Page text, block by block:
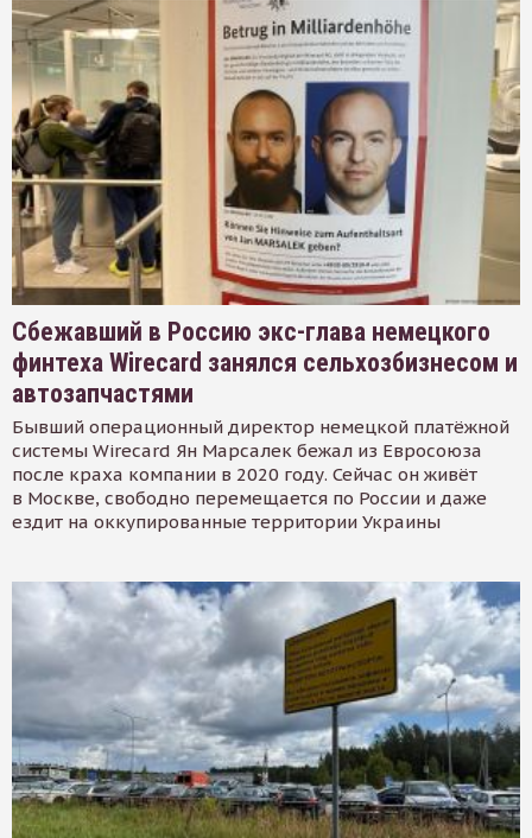
Сбежавший в Россию экс-глава немецкого
финтеха Wirecard занялся сельхозбизнесом и
автозапчастями
Бывший операционный директор немецкой платёжной
системы Wirecard Ян Марсалек бежал из Евросоюза
после краха компании в 2020 году. Сейчас он живёт
в Москве, свободно перемещается по России и даже
ездит на оккупированные территории Украины